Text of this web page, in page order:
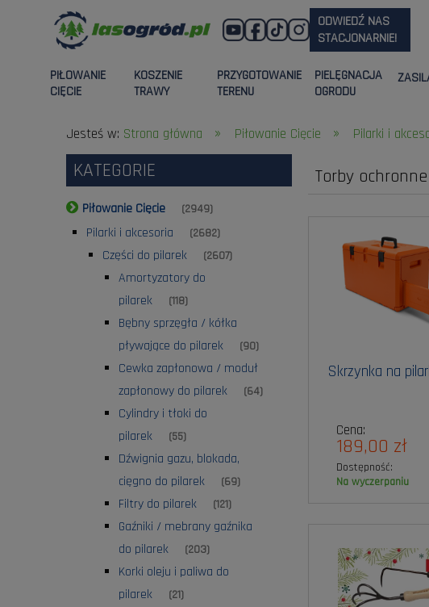
ODWIEDŹ NAS
STACJONARNIE!
PIŁOWANIE
CIĘCIE
KOSZENIE
TRAWY
PRZYGOTOWANIE
TERENU
PIELĘGNACJA
OGRODU
Jesteś w: Strona główna » Piłowanie Cięcie » Pilarki i
KATEGORIE
Piłowanie Cięcie (2949)
Pilarki i akcesoria (2682)
Części do pilarek (2607)
Amortyzatory do
pilarek
(118)
Bębny sprzęgła / kółka
pływające do pilarek
(90)
Cewka zapłonowa / moduł
zapłonowy do pilarek
(64)
Cylindry i tłoki do
pilarek
(55)
Dźwignia gazu, blokada,
cięgno do pilarek
(69)
Filtry do pilarek (121)
Gaźniki / mebrany gaźnika
do pilarek
(203)
Korki oleju i paliwa do
pilarek
(21)
Torby
Skrzynka na
Cena:
189,00 zł
Dostępność:
na wyczerpaniu